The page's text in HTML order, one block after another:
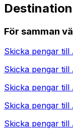
För samman
Skicka pengar till
Skicka pengar till
Skicka pengar till
Skicka pengar till
Skicka pengar till